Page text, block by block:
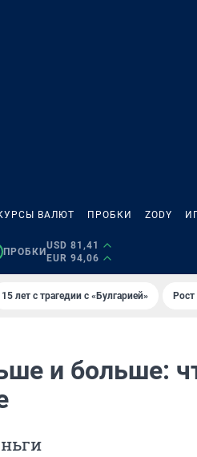
ВАЛЮТ ПРОБКИ ZODY
ПРОБКИ
USD 81,41
EUR 94,06
15 лет с трагедии с «Булгарией»
и больше: